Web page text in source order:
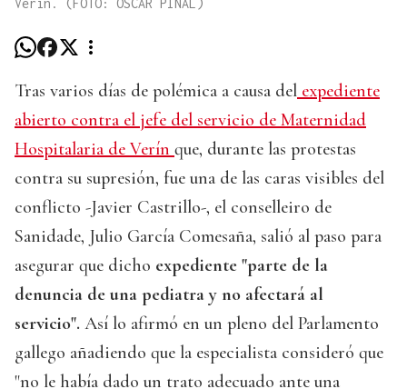
Verín. (FOTO: ÓSCAR PINAL)
Tras varios días de polémica a causa del expediente
abierto contra el jefe del servicio de Maternidad
Hospitalaria de Verín que, durante las protestas
contra su supresión, fue una de las caras visibles del
conflicto -Javier Castrillo-, el conselleiro de
Sanidade, Julio García Comesaña, salió al paso para
asegurar que dicho expediente "parte de la
denuncia de una pediatra y no afectará al
servicio". Así lo afirmó en un pleno del Parlamento
gallego añadiendo que la especialista consideró que
"no le había dado un trato adecuado ante una